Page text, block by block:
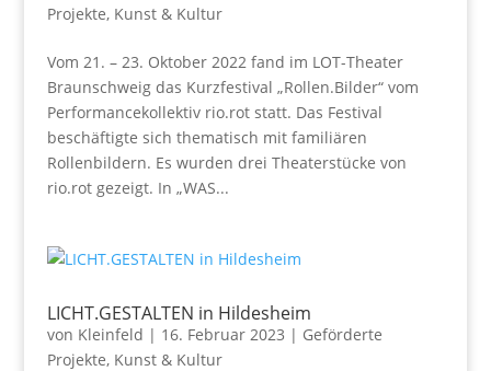
Projekte, Kunst & Kultur
Vom 21. – 23. Oktober 2022 fand im LOT-Theater
Braunschweig das Kurzfestival „Rollen.Bilder“ vom
Performancekollektiv rio.rot statt. Das Festival
beschäftigte sich thematisch mit familiären
Rollenbildern. Es wurden drei Theaterstücke von
rio.rot gezeigt. In „WAS...
LICHT.GESTALTEN in Hildesheim
von Kleinfeld | 16. Februar 2023 | Geförderte
Projekte, Kunst & Kultur